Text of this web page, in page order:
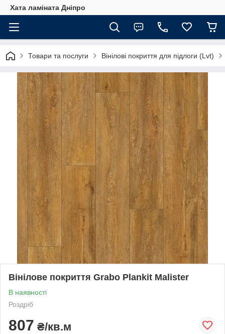
Хата ламіната Дніпро
Товари та послуги Вінілові покриття для підлоги (Lvt)
Вінілове покриття Grabo Plankit Malister
В наявності
Роздріб
807 ₴/кв.м